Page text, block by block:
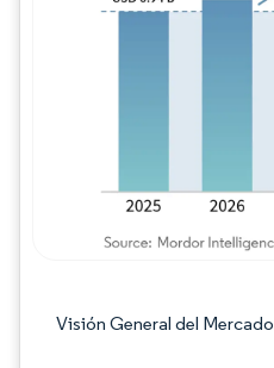
Visión General del Mercado